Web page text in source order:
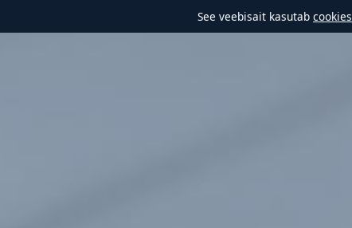
See veebisait kasutab cookies